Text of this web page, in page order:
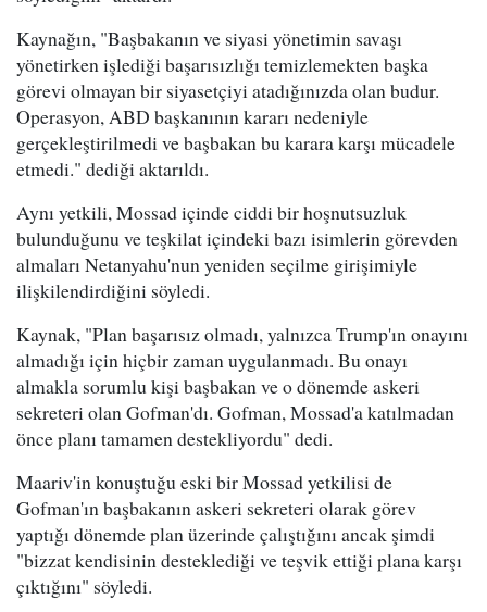
Kaynağın, "Başbakanın ve siyasi yönetimin savaşı
yönetirken işlediği başarısızlığı temizlemekten başka
görevi olmayan bir siyasetçiyi atadığınızda olan budur.
Operasyon, ABD başkanının kararı nedeniyle
gerçekleştirilmedi ve başbakan bu karara karşı mücadele
etmedi." dediği aktarıldı.
Aynı yetkili, Mossad içinde ciddi bir hoşnutsuzluk
bulunduğunu ve teşkilat içindeki bazı isimlerin görevden
almaları Netanyahu'nun yeniden seçilme girişimiyle
ilişkilendirdiğini söyledi.
Kaynak, "Plan başarısız olmadı, yalnızca Trump'ın onayını
almadığı için hiçbir zaman uygulanmadı. Bu onayı
almakla sorumlu kişi başbakan ve o dönemde askeri
sekreteri olan Gofman'dı. Gofman, Mossad'a katılmadan
önce planı tamamen destekliyordu" dedi.
Maariv'in konuştuğu eski bir Mossad yetkilisi de
Gofman'ın başbakanın askeri sekreteri olarak görev
yaptığı dönemde plan üzerinde çalıştığını ancak şimdi
"bizzat kendisinin desteklediği ve teşvik ettiği plana karşı
çıktığını" söyledi.